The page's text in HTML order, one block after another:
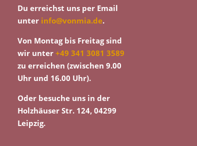
Du erreichst uns per Email
unter info@vonmia.de.
Von Montag bis Freitag sind
wir unter+49 341 3081 3589
zu erreichen (zwischen 9.00
Uhr und 16.00 Uhr).
Oder besuche uns in der
Holzhäuser Str. 124, 04299
Leipzig.